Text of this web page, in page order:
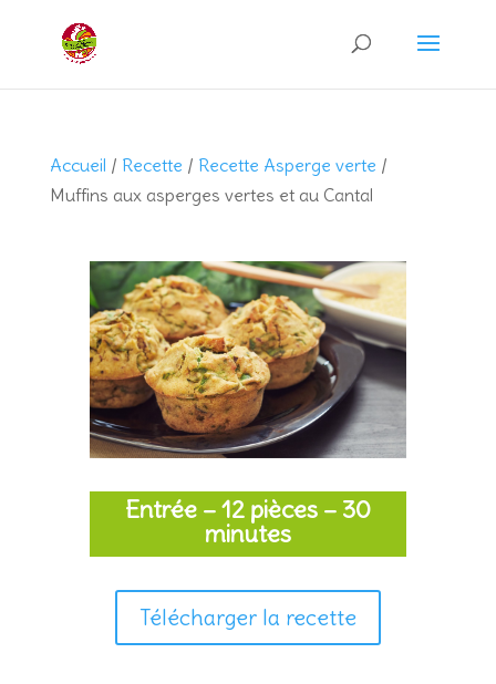
Recherche
produits
Accueil / Recette / Recette Asperge verte /
Muffins aux asperges vertes et au Cantal
Entrée – 12 pièces – 30
minutes
Télécharger la recette